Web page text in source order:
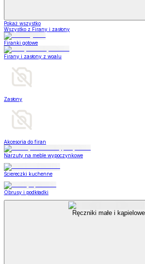
Pokaż wszystko
Wszystko z Firany i zasłony
Firanki gotowe
Firany i zasłony z woalu
Zasłony
Akcesoria do firan
Narzuty na meble wypoczynkowe
Ściereczki kuchenne
Obrusy i podkładki
Ręczniki małe i kąpielowe